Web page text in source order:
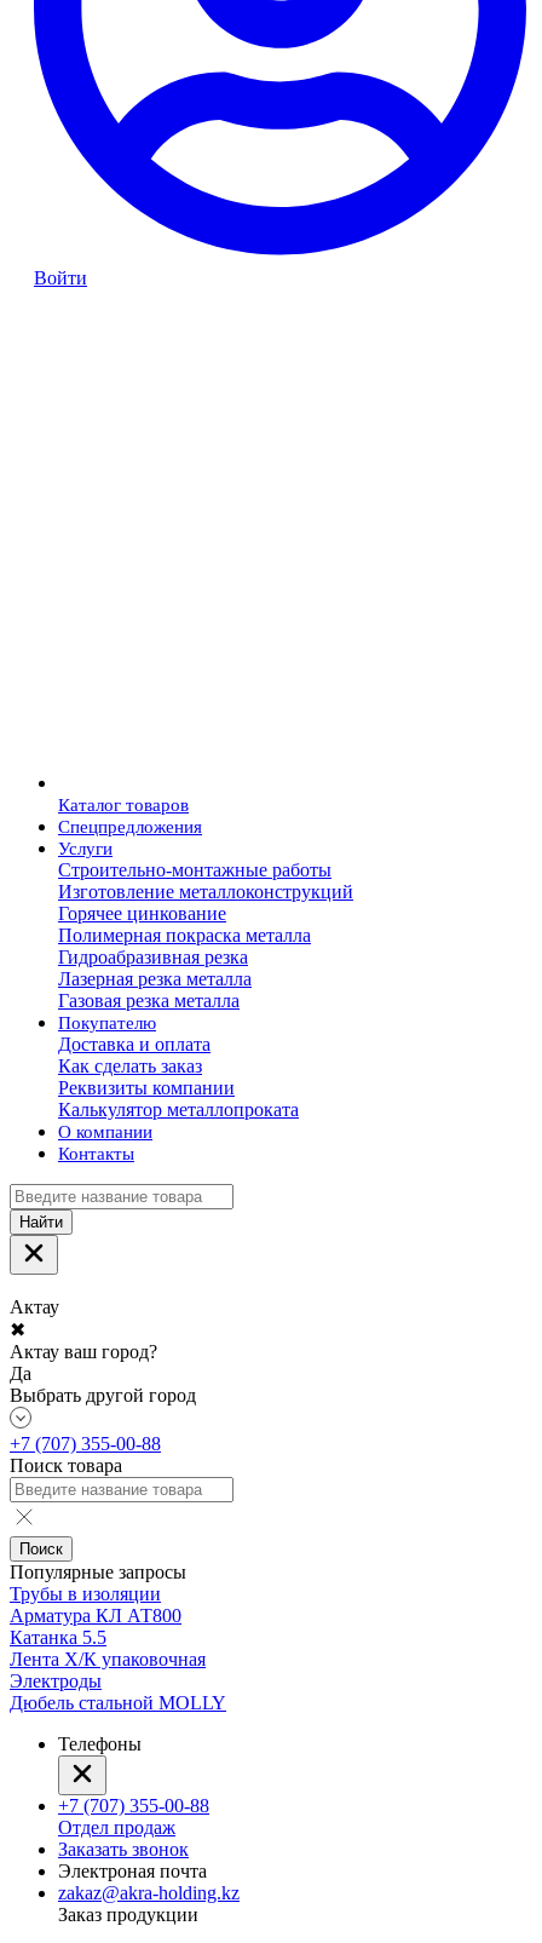
Войти
Каталог товаров
Спецпредложения
Услуги
Строительно-монтажные работы
Изготовление металлоконструкций
Горячее цинкование
Полимерная покраска металла
Гидроабразивная резка
Лазерная резка металла
Газовая резка металла
Покупателю
Доставка и оплата
Как сделать заказ
Реквизиты компании
Калькулятор металлопроката
О компании
Контакты
Найти
Актау
✖
Актау ваш город?
Да
Выбрать другой город
+7 (707) 355-00-88
Поиск товара
Поиск
Популярные запросы
Трубы в изоляции
Арматура КЛ АТ800
Катанка 5.5
Лента Х/К упаковочная
Электроды
Дюбель стальной MOLLY
Телефоны
+7 (707) 355-00-88
Отдел продаж
Заказать звонок
Электроная почта
zakaz@akra-holding.kz
Заказ продукции